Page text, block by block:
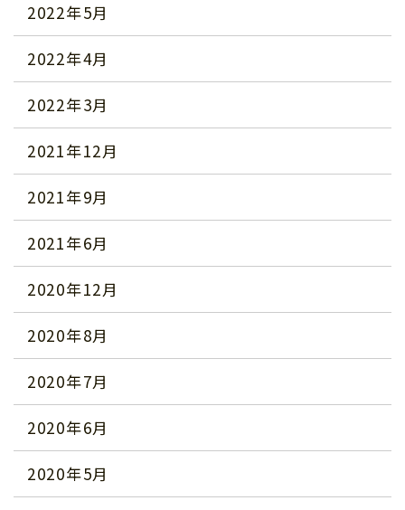
2022年5月
2022年4月
2022年3月
2021年12月
2021年9月
2021年6月
2020年12月
2020年8月
2020年7月
2020年6月
2020年5月